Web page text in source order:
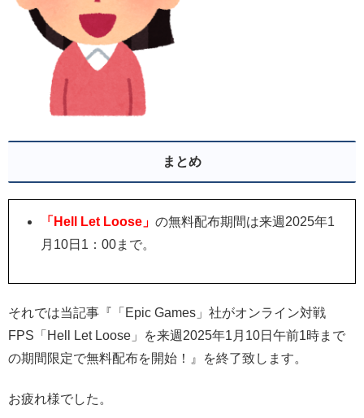
まとめ
「Hell Let Loose」の無料配布期間は来週2025年1
月10日1：00まで。
それでは当記事『「Epic Games」社がオンライン対戦
FPS「Hell Let Loose」
を来週2025年1月10日午前1時まで
の期間限定で無料配布を開始！』を終了致します。
お疲れ様でした。